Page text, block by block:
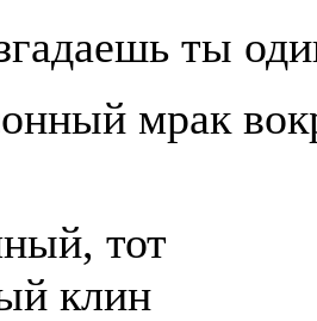
ты
мрак
тот
клин